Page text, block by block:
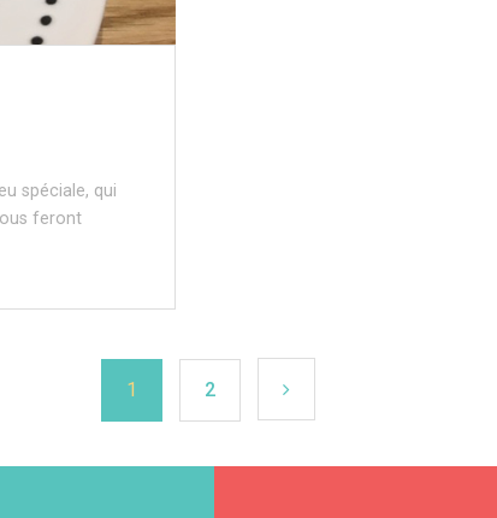
spéciale, qui
feront
1 2